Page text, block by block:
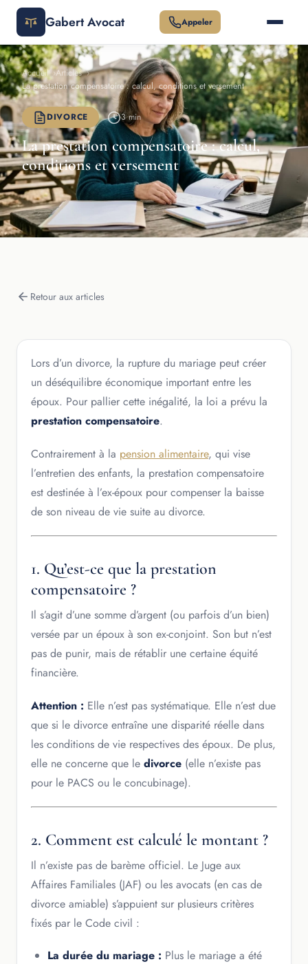
Gabert Avocat Appeler
Accueil ›Articles ›
La prestation compensatoire : calcul, conditions et versement
DIVORCE 3 min
La prestation compensatoire : calcul,
conditions et versement
Retour aux articles
Lors d’un divorce, la rupture du mariage peut créer
un déséquilibre économique important entre les
époux. Pour pallier cette inégalité, la loi a prévu la
prestation compensatoire.
Contrairement à la pension alimentaire, qui vise
l’entretien des enfants, la prestation compensatoire
est destinée à l’ex-époux pour compenser la baisse
de son niveau de vie suite au divorce.
1. Qu’est-ce que la prestation
compensatoire ?
Il s’agit d’une somme d’argent (ou parfois d’un bien)
versée par un époux à son ex-conjoint. Son but n’est
pas de punir, mais de rétablir une certaine équité
financière.
Attention : Elle n’est pas systématique. Elle n’est due
que si le divorce entraîne une disparité réelle dans
les conditions de vie respectives des époux. De plus,
elle ne concerne que le divorce (elle n’existe pas
pour le PACS ou le concubinage).
2. Comment est calculé le montant ?
Il n’existe pas de barème officiel. Le Juge aux
Affaires Familiales (JAF) ou les avocats (en cas de
divorce amiable) s’appuient sur plusieurs critères
fixés par le Code civil :
La durée du mariage : Plus le mariage a été